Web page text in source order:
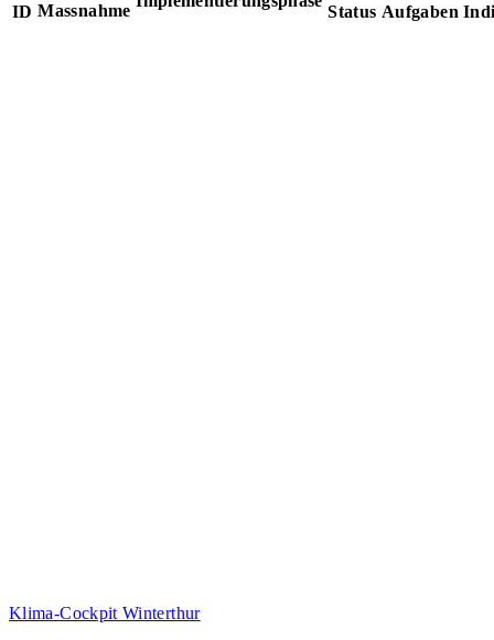
ID Massnahme
Status Aufgaben
Klima-Cockpit Winterthur